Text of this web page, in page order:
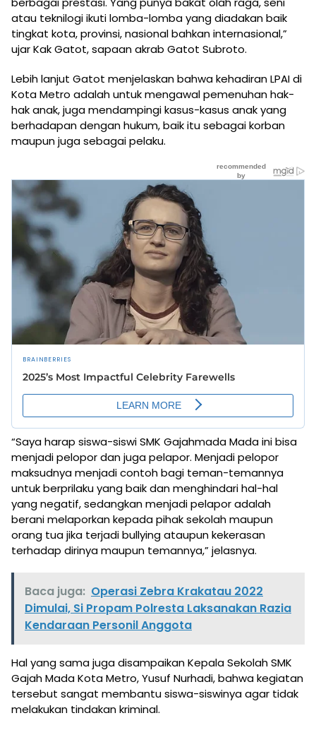
atau teknilogi ikuti lomba-lomba yang diadakan baik
tingkat kota, provinsi, nasional bahkan internasional,”
ujar Kak Gatot, sapaan akrab Gatot Subroto.
Lebih lanjut Gatot menjelaskan bahwa kehadiran LPAI di
Kota Metro adalah untuk mengawal pemenuhan hak-
hak anak, juga mendampingi kasus-kasus anak yang
berhadapan dengan hukum, baik itu sebagai korban
maupun juga sebagai pelaku.
“Saya harap siswa-siswi SMK Gajahmada Mada ini bisa
menjadi pelopor dan juga pelapor. Menjadi pelopor
maksudnya menjadi contoh bagi teman-temannya
untuk berprilaku yang baik dan menghindari hal-hal
yang negatif, sedangkan menjadi pelapor adalah
berani melaporkan kepada pihak sekolah maupun
orang tua jika terjadi bullying ataupun kekerasan
terhadap dirinya maupun temannya,” jelasnya.
Baca juga: Operasi Zebra Krakatau 2022
Dimulai, Si Propam Polresta Laksanakan Razia
Kendaraan Personil Anggota
Hal yang sama juga disampaikan Kepala Sekolah SMK
Gajah Mada Kota Metro, Yusuf Nurhadi, bahwa kegiatan
tersebut sangat membantu siswa-siswinya agar tidak
melakukan tindakan kriminal.